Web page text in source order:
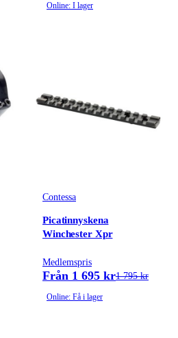
Online: I lager
Contessa
Picatinnyskena
Winchester Xpr
Medlemspris
Från 1 695 kr1 795 kr
Online: Få i lager